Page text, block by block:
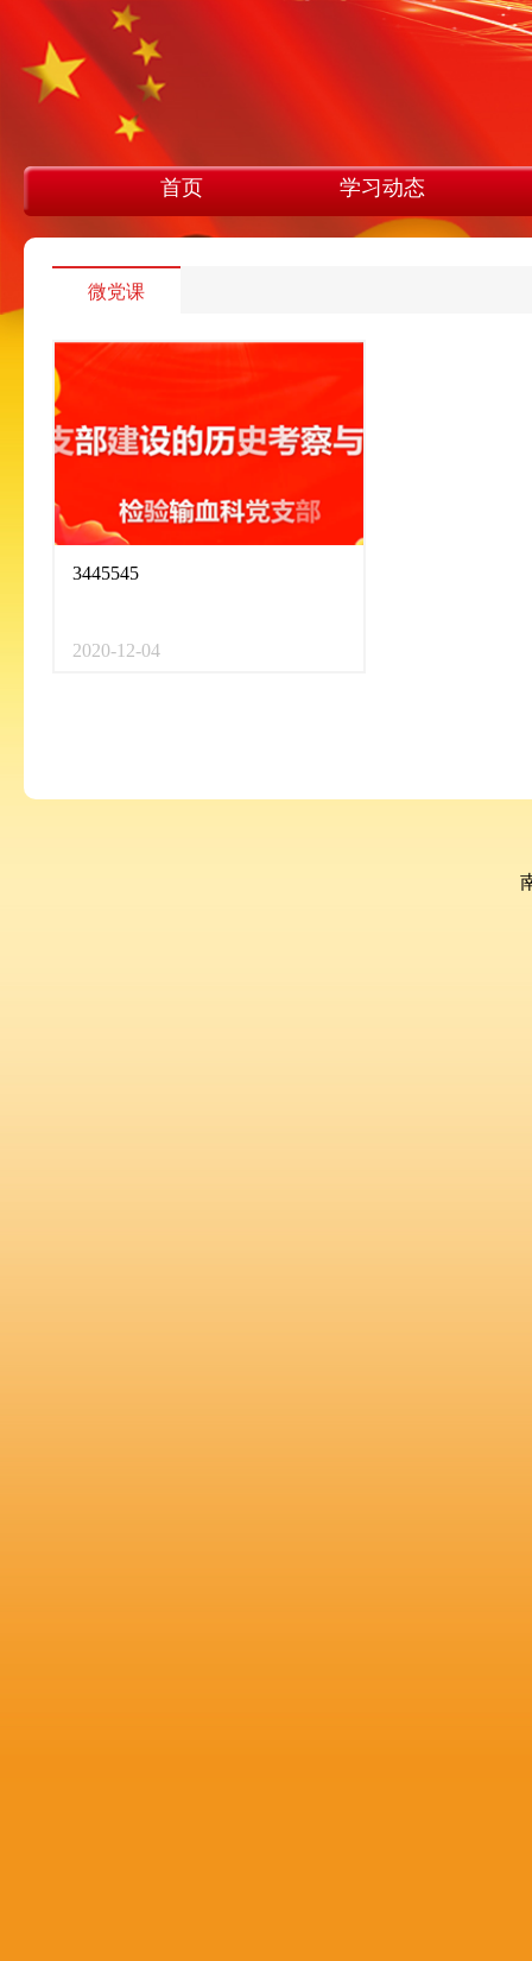
首页 学习动态
微党课
3445545
2020-12-04